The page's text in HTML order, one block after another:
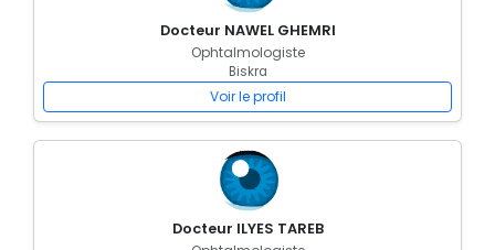
Docteur NAWEL GHEMRI
Ophtalmologiste
Biskra
Voir le profil
Docteur ILYES TAREB